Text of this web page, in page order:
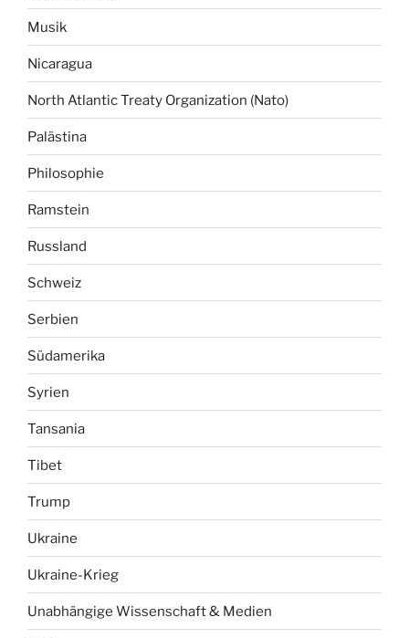
Musik
Nicaragua
North Atlantic Treaty Organization (Nato)
Palästina
Philosophie
Ramstein
Russland
Schweiz
Serbien
Südamerika
Syrien
Tansania
Tibet
Trump
Ukraine
Ukraine-Krieg
Unabhängige Wissenschaft & Medien